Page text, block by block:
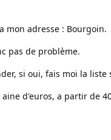
mon adresse : Bourgoin.
pas de problème.
si oui, fais moi la liste
d'euros, a partir de